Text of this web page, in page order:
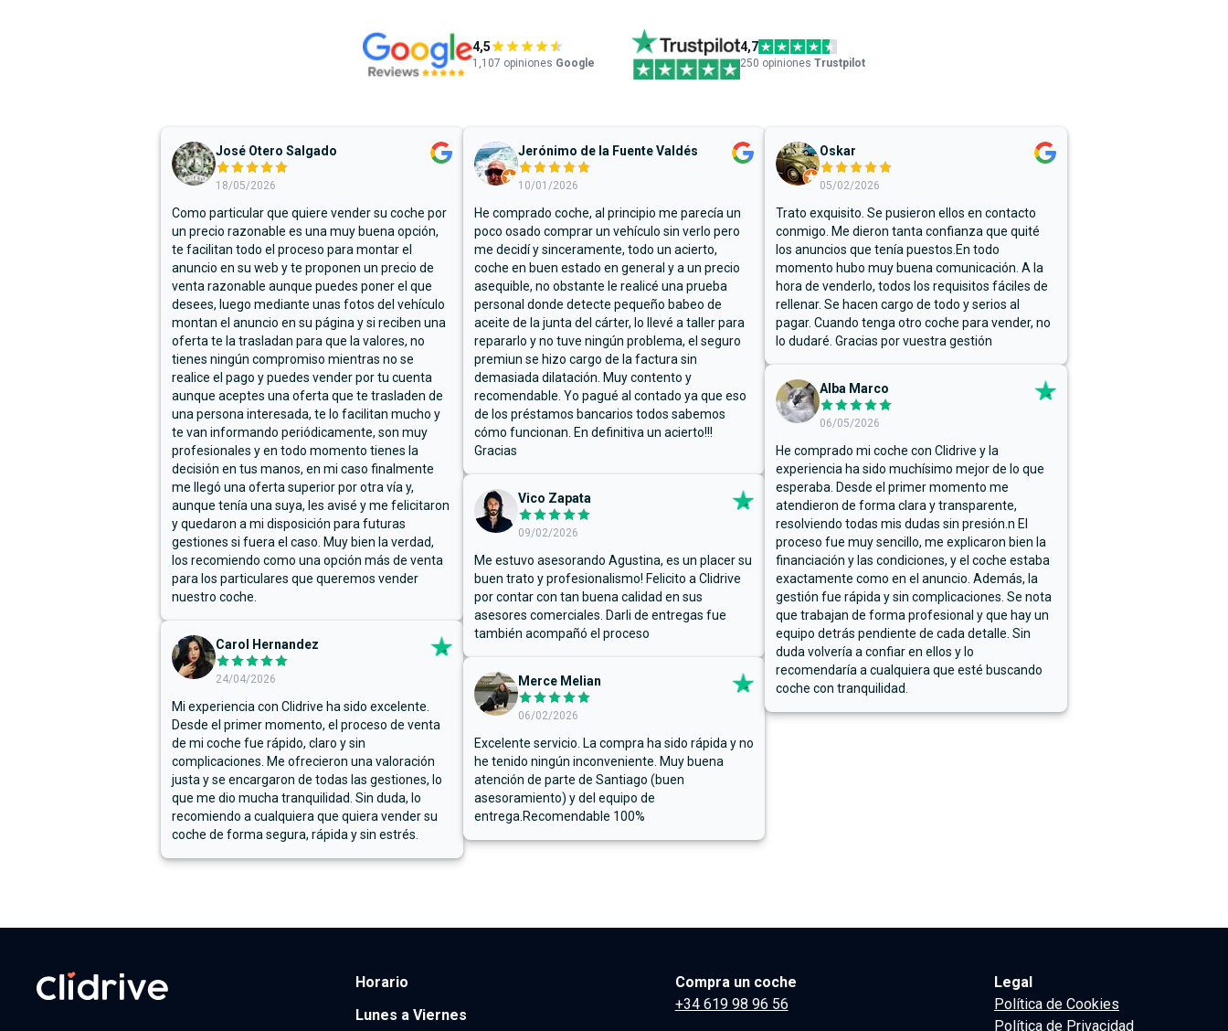
4,5
1,107 opiniones Google
4,7
250 opiniones Trustpilot
José Otero Salgado
18/05/2026
Como particular que quiere vender su coche por
un precio razonable es una muy buena opción,
te facilitan todo el proceso para montar el
anuncio en su web y te proponen un precio de
venta razonable aunque puedes poner el que
desees, luego mediante unas fotos del vehículo
montan el anuncio en su página y si reciben una
oferta te la trasladan para que la valores, no
tienes ningún compromiso mientras no se
realice el pago y puedes vender por tu cuenta
aunque aceptes una oferta que te trasladen de
una persona interesada, te lo facilitan mucho y
te van informando periódicamente, son muy
profesionales y en todo momento tienes la
decisión en tus manos, en mi caso finalmente
me llegó una oferta superior por otra vía y,
aunque tenía una suya, les avisé y me felicitaron
y quedaron a mi disposición para futuras
gestiones si fuera el caso. Muy bien la verdad,
los recomiendo como una opción más de venta
para los particulares que queremos vender
nuestro coche.
Carol Hernandez
24/04/2026
Mi experiencia con Clidrive ha sido excelente.
Desde el primer momento, el proceso de venta
de mi coche fue rápido, claro y sin
complicaciones. Me ofrecieron una valoración
justa y se encargaron de todas las gestiones, lo
que me dio mucha tranquilidad. Sin duda, lo
recomiendo a cualquiera que quiera vender su
coche de forma segura, rápida y sin estrés.
Jerónimo de la Fuente Valdés
10/01/2026
He comprado coche, al principio me parecía un
poco osado comprar un vehículo sin verlo pero
me decidí y sinceramente, todo un acierto,
coche en buen estado en general y a un precio
asequible, no obstante le realicé una prueba
personal donde detecte pequeño babeo de
aceite de la junta del cárter, lo llevé a taller para
repararlo y no tuve ningún problema, el seguro
premiun se hizo cargo de la factura sin
demasiada dilatación. Muy contento y
recomendable. Yo pagué al contado ya que eso
de los préstamos bancarios todos sabemos
cómo funcionan. En definitiva un acierto!!!
Gracias
Vico Zapata
09/02/2026
Me estuvo asesorando Agustina, es un placer su
buen trato y profesionalismo! Felicito a Clidrive
por contar con tan buena calidad en sus
asesores comerciales. Darli de entregas fue
también acompañó el proceso
Merce Melian
06/02/2026
Excelente servicio. La compra ha sido rápida y no
he tenido ningún inconveniente. Muy buena
atención de parte de Santiago (buen
asesoramiento) y del equipo de
entrega.Recomendable 100%
Oskar
05/02/2026
Trato exquisito. Se pusieron ellos en contacto
conmigo. Me dieron tanta confianza que quité
los anuncios que tenía puestos.En todo
momento hubo muy buena comunicación. A la
hora de venderlo, todos los requisitos fáciles de
rellenar. Se hacen cargo de todo y serios al
pagar. Cuando tenga otro coche para vender, no
lo dudaré. Gracias por vuestra gestión
Alba Marco
06/05/2026
He comprado mi coche con Clidrive y la
experiencia ha sido muchísimo mejor de lo que
esperaba. Desde el primer momento me
atendieron de forma clara y transparente,
resolviendo todas mis dudas sin presión.n El
proceso fue muy sencillo, me explicaron bien la
financiación y las condiciones, y el coche estaba
exactamente como en el anuncio. Además, la
gestión fue rápida y sin complicaciones. Se nota
que trabajan de forma profesional y que hay un
equipo detrás pendiente de cada detalle. Sin
duda volvería a confiar en ellos y lo
recomendaría a cualquiera que esté buscando
coche con tranquilidad.
Horario
Lunes a Viernes
Compra un coche
+34 619 98 96 56
Legal
Política de Cookies
Política de Privacidad